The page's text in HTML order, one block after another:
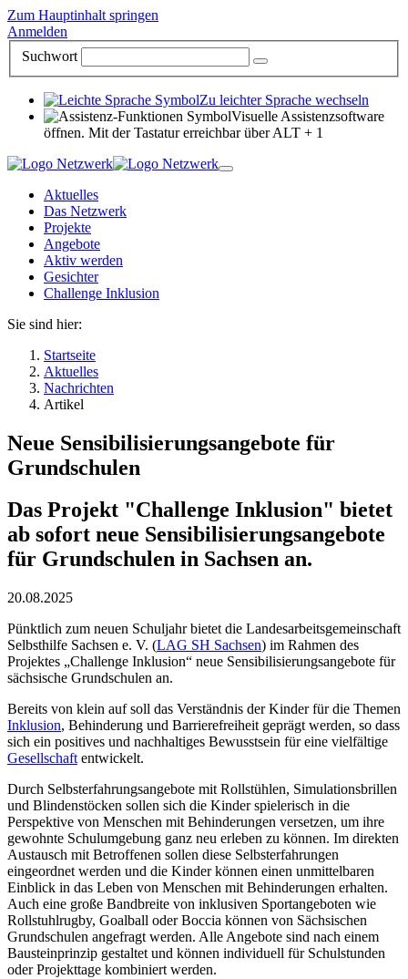
Zum Hauptinhalt springen
Anmelden
Suchwort
Zu leichter Sprache wechseln
Visuelle Assistenzsoftware
öffnen. Mit der Tastatur erreichbar über ALT + 1
Aktuelles
Das Netzwerk
Projekte
Angebote
Aktiv werden
Gesichter
Challenge Inklusion
Sie sind hier:
Startseite
Aktuelles
Nachrichten
Artikel
Neue Sensibilisierungsangebote für
Grundschulen
Das Projekt "Challenge Inklusion" bietet
ab sofort neue Sensibilisierungsangebote
für Grundschulen in Sachsen an.
20.08.2025
Pünktlich zum neuen Schuljahr bietet die Landesarbeitsgemeinschaft
Selbsthilfe Sachsen e. V. (LAG SH Sachsen) im Rahmen des
Projektes „Challenge Inklusion“ neue Sensibilisierungsangebote für
sächsische Grundschulen an.
Bereits von klein auf soll das Verständnis der Kinder für die Themen
Inklusion, Behinderung und Barrierefreiheit geprägt werden, so dass
sich ein positives und nachhaltiges Bewusstsein für eine vielfältige
Gesellschaft entwickelt.
Durch Selbsterfahrungsangebote mit Rollstühlen, Simulationsbrillen
und Blindenstöcken sollen sich die Kinder spielerisch in die
Perspektive von Menschen mit Behinderungen versetzen, um ihre
gewohnte Schulumgebung ganz neu erleben zu können. Im direkten
Austausch mit Betroffenen sollen diese Selbsterfahrungen
eingeordnet werden und die Kinder können einen unmittelbaren
Einblick in das Leben von Menschen mit Behinderungen erhalten.
Auch eine große Bandbreite von inklusiven Sportangeboten wie
Rollstuhlrugby, Goalball oder Boccia können von Sächsischen
Grundschulen angefragt werden. Alle Angebote sind nach einem
Bausteinprinzip gestaltet und können individuell für Schulstunden
oder Projekttage kombiniert werden.